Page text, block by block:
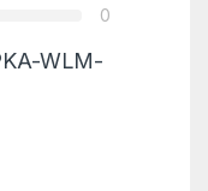
0
WLM-